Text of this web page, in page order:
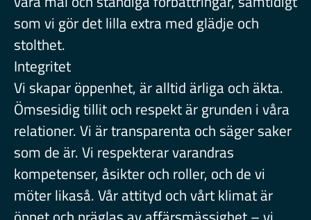
som vi gör det lilla extra med glädje och
stolthet.
Integritet
Vi skapar öppenhet, är alltid ärliga och äkta.
Ömsesidig tillit och respekt är grunden i våra
relationer. Vi är transparenta och säger saker
som de är. Vi respekterar varandras
kompetenser, åsikter och roller, och de vi
möter likaså. Vår attityd och vårt klimat är